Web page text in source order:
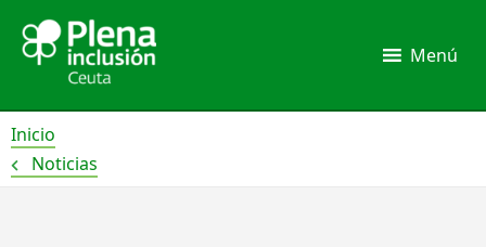
contenido
Menú
Inicio
Noticias